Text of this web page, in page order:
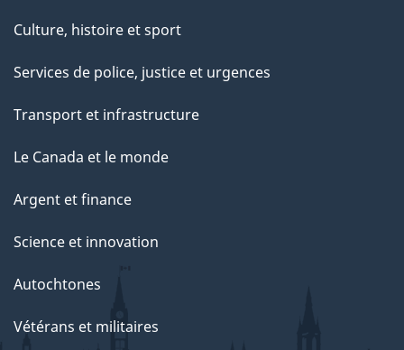
t
e
a
g
Culture, histoire et sport
Services de police, justice et urgences
Transport et infrastructure
Le Canada et le monde
Argent et finance
Science et innovation
Autochtones
Vétérans et militaires